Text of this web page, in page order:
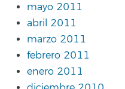
mayo 2011
abril 2011
marzo 2011
febrero 2011
enero 2011